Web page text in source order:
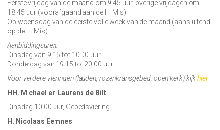
Eerste vrijdag van de maand om 9.45 uur, overige vrijdagen om
18.45 uur (voorafgaand aan de H. Mis).
Op woensdag van de eerste volle week van de maand (aansluitend
op de H. Mis)
Aanbiddingsuren:
Dinsdag van 9.15 tot 10.00 uur
Donderdag van 19.15 tot 20.00 uur
Voor verdere vieringen (lauden, rozenkransgebed, open kerk) kijkhier
HH. Michael en Laurens de Bilt
Dinsdag 10:00 uur, Gebedsviering
H. Nicolaas Eemnes